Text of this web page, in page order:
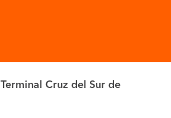
Terminal Cruz del Sur de